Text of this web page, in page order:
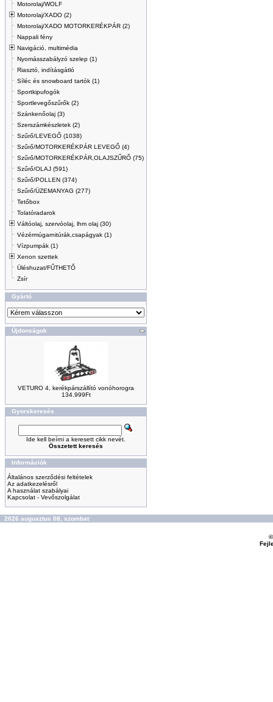
Motorolaj/WOLF
Motorolaj/XADO (2)
Motorolaj/XADO MOTORKERÉKPÁR (2)
Nappali fény
Navigáció, multimédia
Nyomásszabályzó szelep (1)
Riasztó, indításgátló
Síléc és snowboard tartók (1)
Sportkipufogók
Sportlevegőszűrők (2)
Szánkenőolaj (3)
Szerszámkészletek (2)
Szűrő/LEVEGŐ (1038)
Szűrő/MOTORKERÉKPÁR LEVEGŐ (4)
Szűrő/MOTORKERÉKPÁR,OLAJSZŰRŐ (75)
Szűrő/OLAJ (591)
Szűrő/POLLEN (374)
Szűrő/ÜZEMANYAG (277)
Tetőbox
Tolatóradarok
Váltóolaj, szervóolaj, lhm olaj (30)
Vézérmúgarnitúrák,csapágyak (1)
Vízpumpák (1)
Xenon szettek
Üléshuzat/FŰTHETŐ
Zsír
Gyártó
Újdonságok
VETURO 4, kerékpárszállító vonóhorogra
134.999Ft
Gyorskeresés
Ide kell beírni a keresett cikk nevét.
Összetett keresés
Információk
Általános szerződési feltételek
Az adatkezelésről
A használat szabályai
Kapcsolat - Vevőszolgálat
2026 augusztus 08, szombat